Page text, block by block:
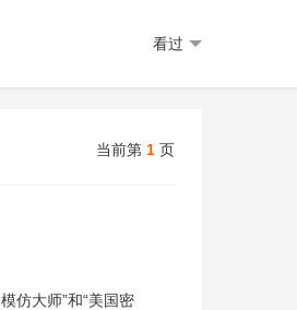
看过
当前第 1 页
仿大师”和“美国密